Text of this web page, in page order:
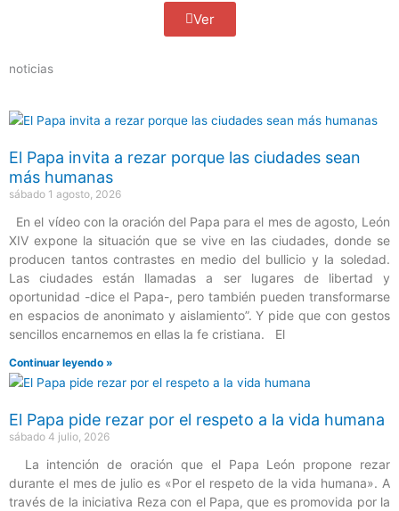
Ver
noticias
El Papa invita a rezar porque las ciudades sean
más humanas
sábado 1 agosto, 2026
En el vídeo con la oración del Papa para el mes de agosto, León
XIV expone la situación que se vive en las ciudades, donde se
producen tantos contrastes en medio del bullicio y la soledad.
Las ciudades están llamadas a ser lugares de libertad y
oportunidad -dice el Papa-, pero también pueden transformarse
en espacios de anonimato y aislamiento”. Y pide que con gestos
sencillos encarnemos en ellas la fe cristiana. El
Continuar leyendo »
El Papa pide rezar por el respeto a la vida humana
sábado 4 julio, 2026
La intención de oración que el Papa León propone rezar
durante el mes de julio es «Por el respeto de la vida humana». A
través de la iniciativa Reza con el Papa, que es promovida por la